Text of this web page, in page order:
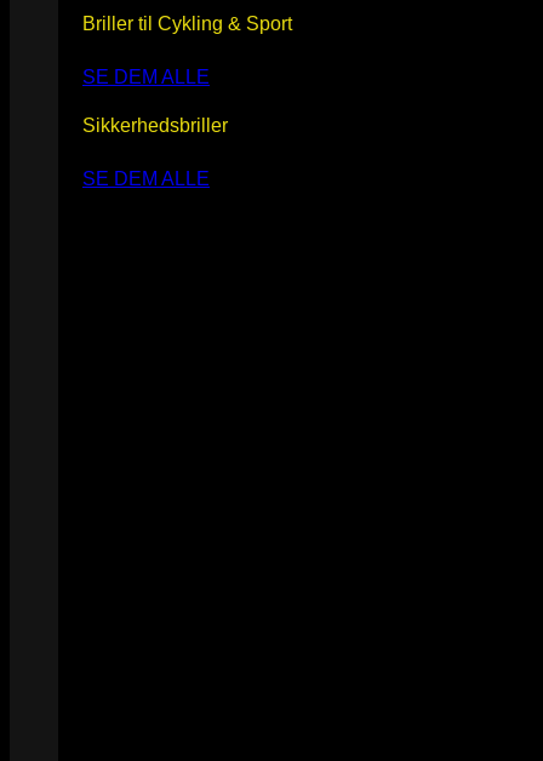
Briller til Cykling & Sport
SE DEM ALLE
Sikkerhedsbriller
SE DEM ALLE